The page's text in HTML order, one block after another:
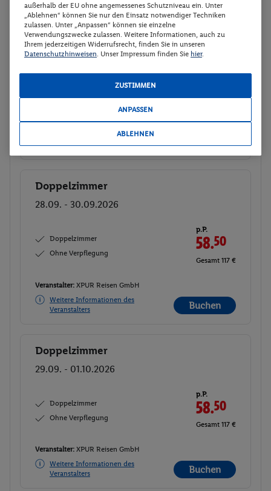
Buchen
Doppelzimmer
27.09. - 29.09.2026
Doppelzimmer
58.50
Veranstalter:XPUR Reisen GmbH
Weitere Informationen des
Veranstalters
Buchen
Doppelzimmer
28.09. - 30.09.2026
Doppelzimmer
Ohne Verpflegung
p.P.
58.50
Gesamt 117 €
Veranstalter: XPUR Reisen GmbH
Weitere Informationen des
Veranstalters
Buchen
Buchen
Doppelzimmer
29.09. - 01.10.2026
Doppelzimmer
Ohne Verpflegung
p.P.
58.50
Gesamt 117 €
Veranstalter: XPUR Reisen GmbH
Weitere Informationen des
Veranstalters
Buchen
außerhalb der EU ohne angemessenes Schutzniveau ein. Unter
„Ablehnen“ können Sie nur den Einsatz notwendiger Techniken
zulassen. Unter „Anpassen“ können sie einzelne
Verwendungszwecke zulassen. Weitere Informationen, auch zu
Ihrem jederzeitigen Widerrufsrecht, finden Sie in unseren
Datenschutzhinweisen . Unser Impressum finden Sie hier.
ZUSTIMMEN
ANPASSEN
ABLEHNEN